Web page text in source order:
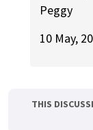
Peggy
10 May,
THIS